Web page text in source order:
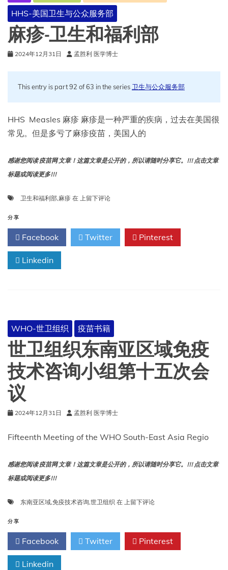
HHS-美国卫生与公众服务部
麻疹-卫生和福利部
2024年12月31日 孟胜利 医学博士
This entry is part 92 of 63 in the series卫生与公众服务部
HHS Measles 麻疹 麻疹是一种严重的疾病，过去在美国很
常见。但是多亏了麻疹疫苗，美国人的
感谢您阅读 疫苗网 文章！这篇文章是公开的，所以请随时分享它。!!! 点击文章
标题或阅读更多!!!
卫生和福利部,麻疹 在 麻
生
和
福
上留下评论
分享
Facebook Twitter Pinterest
Linkedin
WHO-世卫组织 疫苗书籍
世卫组织东南亚区域免疫
技术咨询小组第十五次会
议
2024年12月31日 孟胜利 医学博士
Fifteenth Meeting of the WHO South-East Asia Regio
感谢您阅读 疫苗网 文章！这篇文章是公开的，所以请随时分享它。!!! 点击文章
标题或阅读更多!!!
东南亚区域,免疫技术咨询,世卫组织 在 世
织
南
上留下评论
分享
Facebook Twitter Pinterest
Linkedin